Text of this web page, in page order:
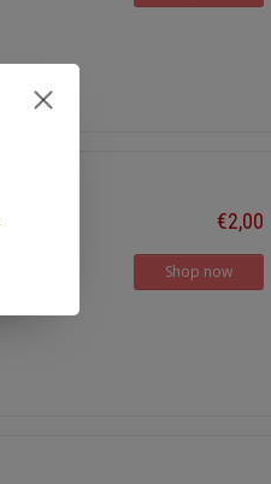
€2,00
Shop now